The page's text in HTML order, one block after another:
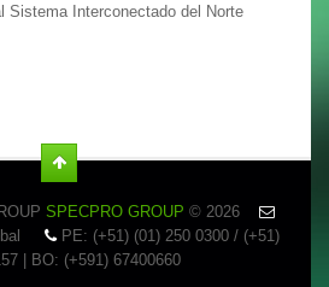
Sistema Interconectado del Norte
SPECPRO GROUP © 2026
PE: (+51) (01) 250 0300 / (+51)
| BO: (+591) 67400660